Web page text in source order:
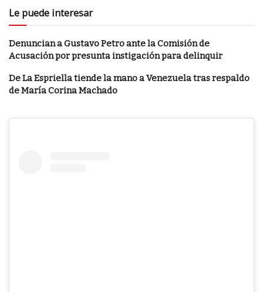
Le puede interesar
Denuncian a Gustavo Petro ante la Comisión de
Acusación por presunta instigación para delinquir
De La Espriella tiende la mano a Venezuela tras respaldo
de María Corina Machado